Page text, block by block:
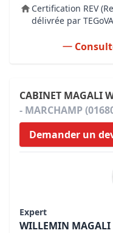
Certification REV
délivrée par TEGoVA
CABINET MAGALI
- MARCHAMP
Demander un
Expert
WILLEMIN MAGALI